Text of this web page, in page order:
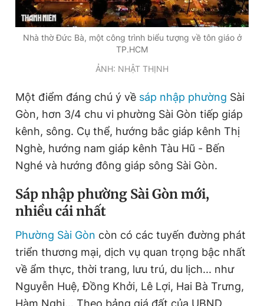
Nhà thờ Đức Bà, một công trình biểu tượng về tôn giáo ở
TP.HCM
ẢNH: NHẬT THỊNH
Một điểm đáng chú ý về sáp nhập phường Sài
Gòn, hơn 3/4 chu vi phường Sài Gòn tiếp giáp
kênh, sông. Cụ thể, hướng bắc giáp kênh Thị
Nghè, hướng nam giáp kênh Tàu Hũ - Bến
Nghé và hướng đông giáp sông Sài Gòn.
Sáp nhập phường Sài Gòn mới,
nhiều cái nhất
Phường Sài Gòn còn có các tuyến đường phát
triển thương mại, dịch vụ quan trọng bậc nhất
về ẩm thực, thời trang, lưu trú, du lịch... như
Nguyễn Huệ, Đồng Khởi, Lê Lợi, Hai Bà Trưng,